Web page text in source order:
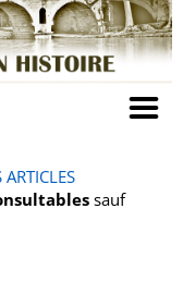
sauf